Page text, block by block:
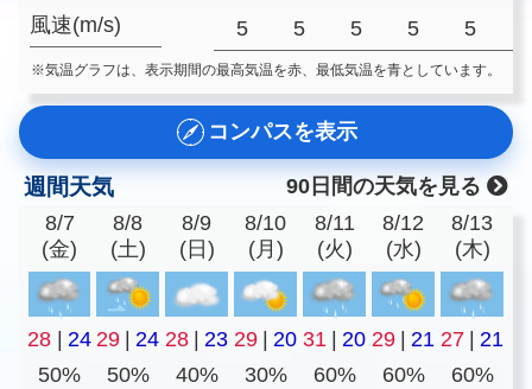
風速(m/s) 5 5 5 5 5
※気温グラフは、表示期間の最高気温を赤、最低気温を青としています。
コンパスを表示
週間天気
90日間の天気を見る
8/7
(金)
8/8
(土)
8/9
(日)
8/10
(月)
8/11
(火)
8/12
(水)
8/13
(木)
28 24 29 24 28 23 29 20 31 20 29 21 27
21
50%
50% 40% 30% 60% 60% 60%